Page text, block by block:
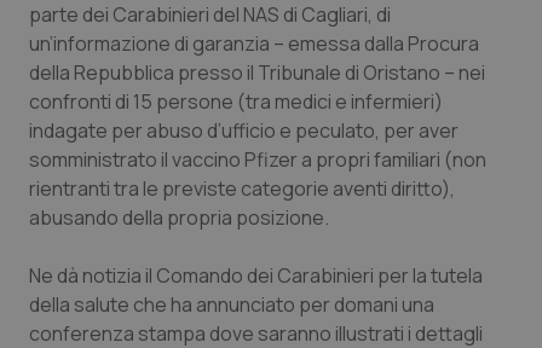
Campania
Emilia-Romagna
Friuli Venezia Giulia
Lazio
Liguria
Lombardia
Car-T
Colesterolo & coronaropatie
Dermatite Atopica
Diabete & glucometri
Disturbi dell’umore
Dolore
parte dei Carabinieri del NAS di Cagliari, di
un’informazione di garanzia – emessa dalla Procura
della Repubblica presso il Tribunale di Oristano – nei
confronti di 15 persone (tra medici e infermieri)
indagate per abuso d’ufficio e peculato, per aver
somministrato il vaccino Pfizer a propri familiari (non
rientranti tra le previste categorie aventi diritto),
abusando della propria posizione.
Ne dà notizia il Comando dei Carabinieri per la tutela
della salute che ha annunciato per domani una
conferenza stampa dove saranno illustrati i dettagli